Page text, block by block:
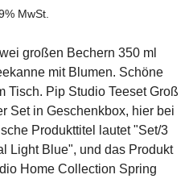
MwSt.
großen Bechern 350 ml
mit Blumen. Schöne
Tisch. Pip Studio Teeset Groß
Set in Geschenkbox, hier bei
Produkttitel lautet "Set/3
Light Blue", und das Produkt
Home Collection Spring